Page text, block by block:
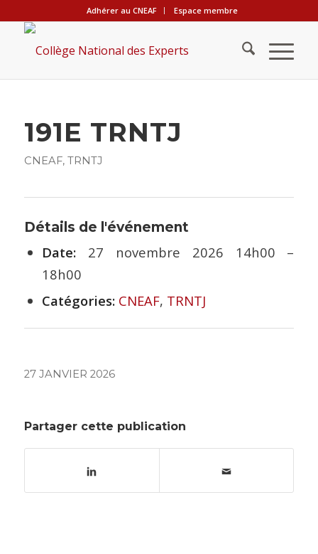
Adhérer au CNEAF Espace membre
191E TRNTJ
CNEAF, TRNTJ
Détails de l'événement
Date: 27 novembre 2026 14h00 –
18h00
Catégories: CNEAF, TRNTJ
27 JANVIER 2026
Partager cette publication